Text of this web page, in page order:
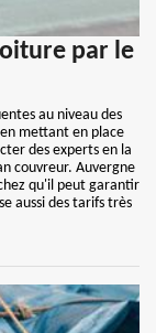
par le
au niveau des
mettant en place
des experts en la
couvreur. Auvergne
qu'il peut garantir
aussi des tarifs très